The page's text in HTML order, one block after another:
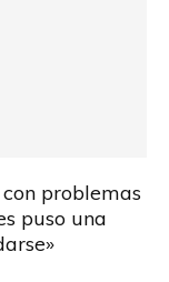
problemas
puso una